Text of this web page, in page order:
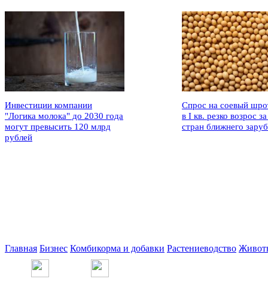
Инвестиции компании
"Логика молока" до 2030 года
могут превысить 120 млрд
рублей
Спрос на соевый
в I кв. резко возрос
стран ближнего
Главная Бизнес Комбикорма и добавки Растениеводство